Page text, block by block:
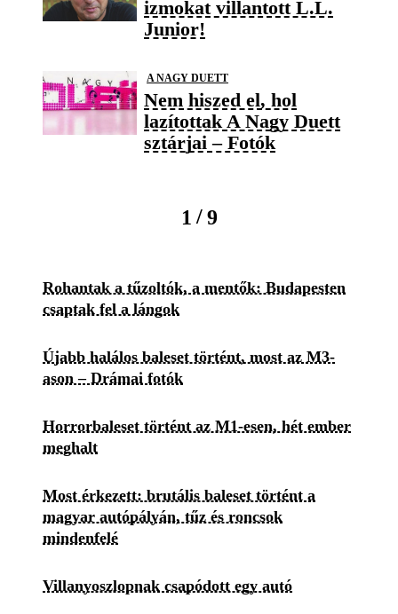
izmokat villantott L.L.
Junior!
A NAGY DUETT
Nem hiszed el, hol
lazítottak A Nagy Duett
sztárjai – Fotók
1 / 9
Rohantak a tűzoltók, a mentők: Budapesten
csaptak fel a lángok
Újabb halálos baleset történt, most az M3-
ason – Drámai fotók
Horrorbaleset történt az M1-esen, hét ember
meghalt
Most érkezett: brutális baleset történt a
magyar autópályán, tűz és roncsok
mindenfelé
Villanyoszlopnak csapódott egy autó